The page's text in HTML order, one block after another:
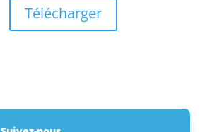
Télécharger